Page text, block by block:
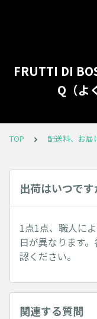
FRUTTI DI
Q（よ
TOP 配送料、お届
出荷はいつです
1点1点、職人に
日が異なります
認ください。
関連する質問